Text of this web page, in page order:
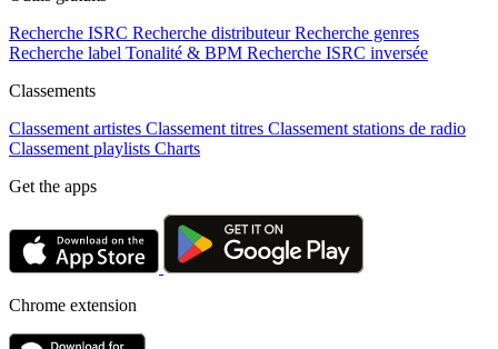
Recherche ISRC Recherche distributeur Recherche genres
Recherche label Tonalité & BPM Recherche ISRC inversée
Classements
Classement artistes Classement titres Classement stations de radio
Classement playlists Charts
Get the apps
Chrome extension